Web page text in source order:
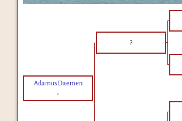
?
Adamus Daemen
-